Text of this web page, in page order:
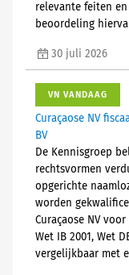
relevante feiten
beoordeling
30 juli 2026
VN VANDAAG
Curaçaose NV
BV
De Kennisgroep
rechtsvormen
opgerichte
worden
Curaçaose NV
Wet IB 2001, Wet
vergelijkbaar met